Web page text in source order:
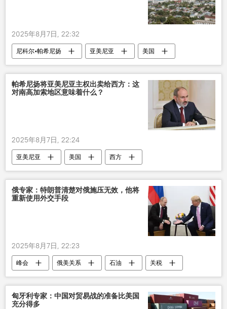
2025年8月7日, 22:32
尼科尔•帕希尼扬 亚美尼亚 美国
帕希尼扬将亚美尼亚主权出卖给西方：这
对南高加索地区意味着什么？
2025年8月7日, 22:24
亚美尼亚 美国 西方
俄专家：特朗普清楚对俄施压无效，他将
重新使用外交手段
2025年8月7日, 22:23
峰会 俄美关系 石油
关税
普京
特朗普 外交
匈牙利专家：中国对贸易战的准备比美国
充分得多